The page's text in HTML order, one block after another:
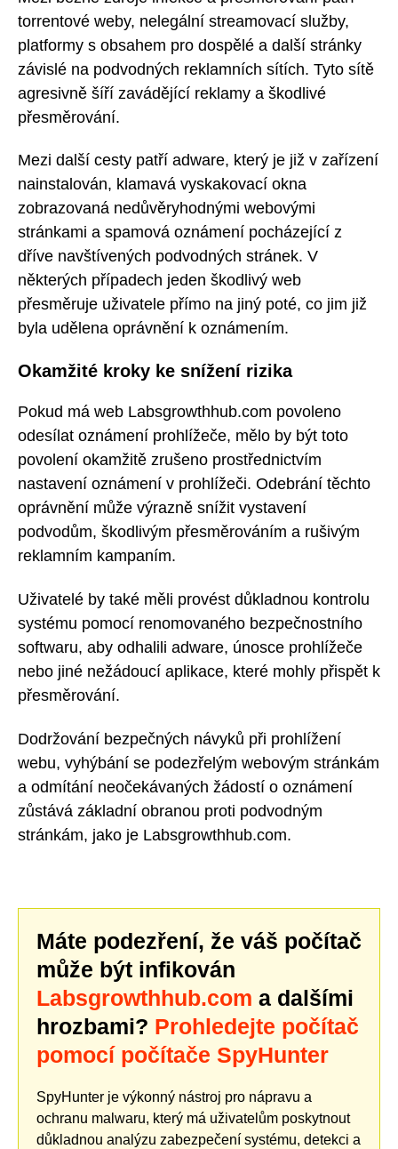
torrentové weby, nelegální streamovací služby,
platformy s obsahem pro dospělé a další stránky
závislé na podvodných reklamních sítích. Tyto sítě
agresivně šíří zavádějící reklamy a škodlivé
přesměrování.
Mezi další cesty patří adware, který je již v zařízení
nainstalován, klamavá vyskakovací okna
zobrazovaná nedůvěryhodnými webovými
stránkami a spamová oznámení pocházející z
dříve navštívených podvodných stránek. V
některých případech jeden škodlivý web
přesměruje uživatele přímo na jiný poté, co jim již
byla udělena oprávnění k oznámením.
Okamžité kroky ke snížení rizika
Pokud má web Labsgrowthhub.com povoleno
odesílat oznámení prohlížeče, mělo by být toto
povolení okamžitě zrušeno prostřednictvím
nastavení oznámení v prohlížeči. Odebrání těchto
oprávnění může výrazně snížit vystavení
podvodům, škodlivým přesměrováním a rušivým
reklamním kampaním.
Uživatelé by také měli provést důkladnou kontrolu
systému pomocí renomovaného bezpečnostního
softwaru, aby odhalili adware, únosce prohlížeče
nebo jiné nežádoucí aplikace, které mohly přispět k
přesměrování.
Dodržování bezpečných návyků při prohlížení
webu, vyhýbání se podezřelým webovým stránkám
a odmítání neočekávaných žádostí o oznámení
zůstává základní obranou proti podvodným
stránkám, jako je Labsgrowthhub.com.
Máte podezření, že váš počítač
může být infikován
Labsgrowthhub.com a dalšími
hrozbami? Prohledejte počítač
pomocí počítače SpyHunter
SpyHunter je výkonný nástroj pro nápravu a
ochranu malwaru, který má uživatelům poskytnout
důkladnou analýzu zabezpečení systému, detekci a